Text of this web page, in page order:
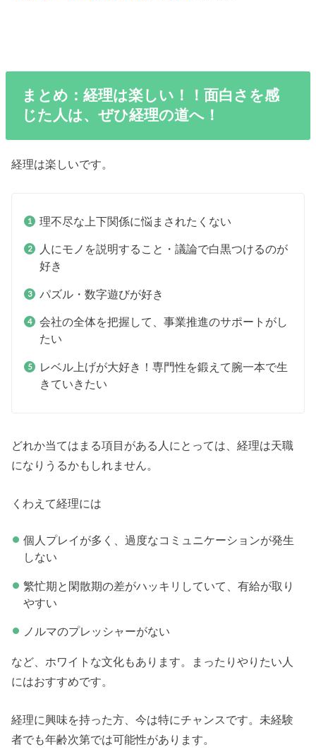
まとめ：経理は楽しい！！面白さを感
じた人は、ぜひ経理の道へ！
経理は楽しいです。
理不尽な上下関係に悩まされたくない
人にモノを説明すること・議論で白黒つけるのが
好き
パズル・数字遊びが好き
会社の全体を把握して、事業推進のサポートがし
たい
レベル上げが大好き！専門性を鍛えて腕一本で生
きていきたい
どれか当てはまる項目がある人にとっては、経理は天職
になりうるかもしれません。
くわえて経理には
個人プレイが多く、過度なコミュニケーションが発生
しない
繁忙期と閑散期の差がハッキリしていて、有給が取り
やすい
ノルマのプレッシャーがない
など、ホワイトな文化もあります。まったりやりたい人
にはおすすめです。
経理に興味を持った方、今は特にチャンスです。未経験
者でも年齢次第では可能性があります。